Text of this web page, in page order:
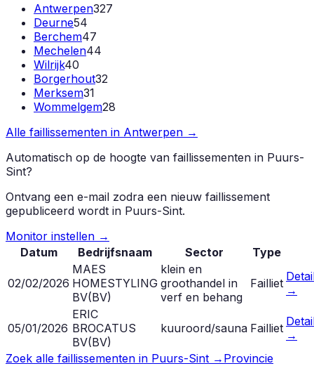
Antwerpen327
Deurne54
Berchem47
Mechelen44
Wilrijk40
Borgerhout32
Merksem31
Wommelgem28
Alle faillissementen in Antwerpen →
Automatisch op de hoogte van faillissementen in Puurs-
Sint?
Ontvang een e-mail zodra een nieuw faillissement
gepubliceerd wordt in Puurs-Sint.
Monitor instellen →
Datum
Bedrijfsnaam Sector Type
02/02/2026
MAES
HOMESTYLING
BV(BV)
klein en
groothandel in
verf en behang
Failliet →
05/01/2026
ERIC
BROCATUS
BV(BV)
kuuroord/sauna Failliet →
Zoek alle faillissementen in Puurs-Sint → Provincie